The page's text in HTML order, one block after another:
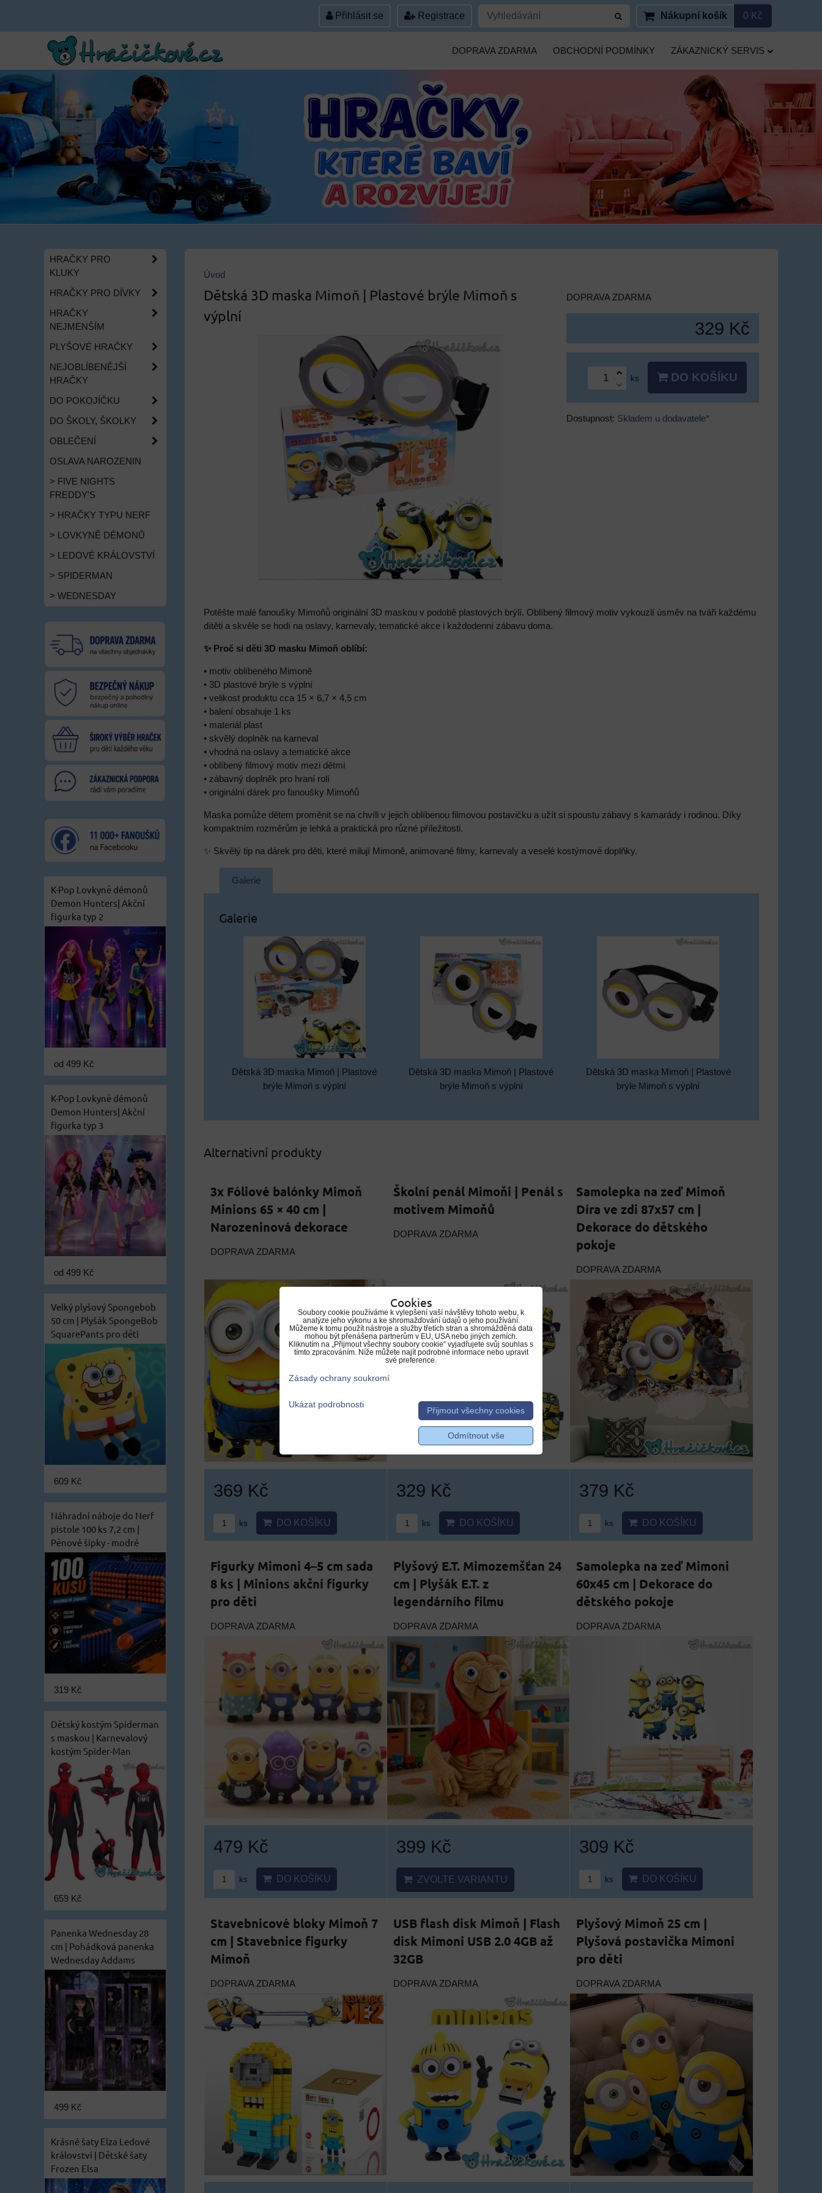
Přihlásit se Registrace Nákupní košík 0 Kč
DOPRAVA ZDARMA OBCHODNÍ PODMÍNKY ZÁKAZNICKÝ SERVIS
Úvod
Dětská 3D maska Mimoň | Plastové brýle Mimoň s
výplní
DOPRAVA ZDARMA
329 Kč
ks DO KOŠÍKU
Dostupnost: Skladem u dodavatele*
Potěšte malé fanoušky Mimoňů originální 3D maskou v podobě plastových brýlí. Oblíbený filmový motiv vykouzlí úsměv na tváři každému
dítěti a skvěle se hodí na oslavy, karnevaly, tematické akce i každodenní zábavu doma.
✨ Proč si děti 3D masku Mimoň oblíbí:
• motiv oblíbeného Mimoně
• 3D plastové brýle s výplní
• velikost produktu cca 15 × 6,7 × 4,5 cm
• balení obsahuje 1 ks
• materiál plast
• skvělý doplněk na karneval
• vhodná na oslavy a tematické akce
• oblíbený filmový motiv mezi dětmi
• zábavný doplněk pro hraní rolí
• originální dárek pro fanoušky Mimoňů
Maska pomůže dětem proměnit se na chvíli v jejich oblíbenou filmovou postavičku a užít si spoustu zábavy s kamarády i rodinou. Díky
kompaktním rozměrům je lehká a praktická pro různé příležitosti.
✨ Skvělý tip na dárek pro děti, které milují Mimoně, animované filmy, karnevaly a veselé kostýmové doplňky.
Galerie
Galerie
Dětská 3D maska Mimoň | Plastové
brýle Mimoň s výplní
Dětská 3D maska Mimoň | Plastové
brýle Mimoň s výplní
Dětská 3D maska Mimoň | Plastové
brýle Mimoň s výplní
Alternativní produkty
3x Fóliové balónky Mimoň
Minions 65 × 40 cm |
Narozeninová dekorace
DOPRAVA ZDARMA
369 Kč
ks DO KOŠÍKU
Školní penál Mimoňi | Penál s
motivem Mimoňů
DOPRAVA ZDARMA
329 Kč
ks DO KOŠÍKU
Samolepka na zeď Mimoň
Díra ve zdi 87x57 cm |
Dekorace do dětského
pokoje
DOPRAVA ZDARMA
379 Kč
ks DO KOŠÍKU
Figurky Mimoni 4–5 cm sada
8 ks | Minions akční figurky
pro děti
DOPRAVA ZDARMA
479 Kč
ks DO KOŠÍKU
Plyšový E.T. Mimozemšťan 24
cm | Plyšák E.T. z
legendárního filmu
DOPRAVA ZDARMA
399 Kč
ZVOLTE VARIANTU
Samolepka na zeď Mimoni
60x45 cm | Dekorace do
dětského pokoje
DOPRAVA ZDARMA
309 Kč
ks DO KOŠÍKU
Stavebnicové bloky Mimoň 7
cm | Stavebnice figurky
Mimoň
DOPRAVA ZDARMA
USB flash disk Mimoň | Flash
disk Mimoni USB 2.0 4GB až
32GB
DOPRAVA ZDARMA
Plyšový Mimoň 25 cm |
Plyšová postavička Mimoni
pro děti
DOPRAVA ZDARMA
HRAČKY PRO
KLUKY
HRAČKY PRO DÍVKY
HRAČKY
NEJMENŠÍM
PLYŠOVÉ HRAČKY
NEJOBLÍBENĚJŠÍ
HRAČKY
DO POKOJÍČKU
DO ŠKOLY, ŠKOLKY
OBLEČENÍ
OSLAVA NAROZENIN
> FIVE NIGHTS
FREDDY'S
> HRAČKY TYPU NERF
> LOVKYNĚ DÉMONŮ
> LEDOVÉ KRÁLOVSTVÍ
> SPIDERMAN
> WEDNESDAY
K-Pop Lovkyně démonů
Demon Hunters| Akční
figurka typ 2
od 499 Kč
K-Pop Lovkyně démonů
Demon Hunters| Akční
figurka typ 3
od 499 Kč
Velký plyšový Spongebob
50 cm | Plyšák SpongeBob
SquarePants pro děti
609 Kč
Náhradní náboje do Nerf
pistole 100 ks 7,2 cm |
Pěnové šipky - modré
319 Kč
Dětský kostým Spiderman
s maskou | Karnevalový
kostým Spider-Man
659 Kč
Panenka Wednesday 28
cm | Pohádková panenka
Wednesday Addams
499 Kč
Krásné šaty Elza Ledové
království | Dětské šaty
Frozen Elsa
Cookies
Soubory cookie používáme k vylepšení vaší návštěvy tohoto webu, k
analýze jeho výkonu a ke shromažďování údajů o jeho používání.
Můžeme k tomu použít nástroje a služby třetích stran a shromážděná data
mohou být přenášena partnerům v EU, USA nebo jiných zemích.
Kliknutím na „Přijmout všechny soubory cookie“ vyjadřujete svůj souhlas s
tímto zpracováním. Níže můžete najít podrobné informace nebo upravit
své preference.
Zásady ochrany soukromí
Ukázat podrobnosti
Přijmout všechny cookies
Odmítnout vše